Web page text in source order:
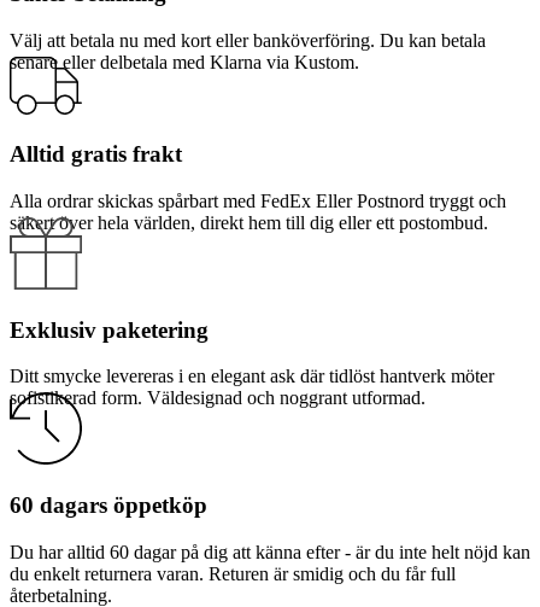
Välj att betala nu med kort eller banköverföring. Du kan betala
senare eller delbetala med Klarna via Kustom.
Alltid gratis frakt
Alla ordrar skickas spårbart med FedEx Eller Postnord tryggt och
säkert över hela världen, direkt hem till dig eller ett postombud.
Exklusiv paketering
Ditt smycke levereras i en elegant ask där tidlöst hantverk möter
sofistikerad form. Väldesignad och noggrant utformad.
60 dagars öppetköp
Du har alltid 60 dagar på dig att känna efter - är du inte helt nöjd kan
du enkelt returnera varan. Returen är smidig och du får full
återbetalning.